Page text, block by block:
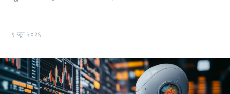
९ जून २०२६